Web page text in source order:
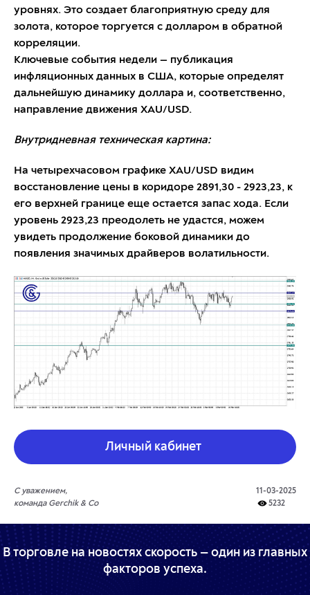
уровнях. Это создает благоприятную среду для
золота, которое торгуется с долларом в обратной
корреляции.
Ключевые события недели — публикация
инфляционных данных в США, которые определят
дальнейшую динамику доллара и, соответственно,
направление движения XAU/USD.
Внутридневная техническая картина:
На четырехчасовом графике XAU/USD видим
восстановление цены в коридоре 2891,30 - 2923,23, к
его верхней границе еще остается запас хода. Если
уровень 2923,23 преодолеть не удастся, можем
увидеть продолжение боковой динамики до
появления значимых драйверов волатильности.
Личный кабинет
С уважением,
команда Gerchik & Co
11-03-2025
5232
В торговле на новостях скорость — один из главных
факторов успеха.